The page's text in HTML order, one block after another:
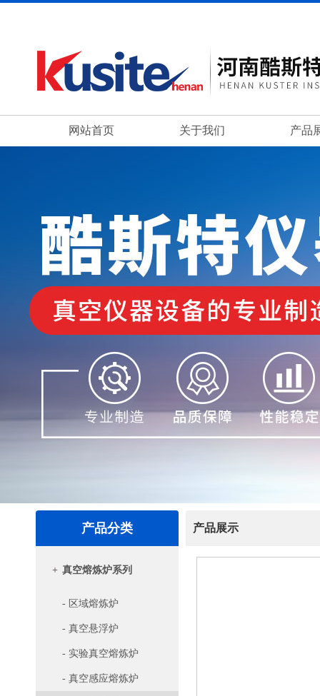
网站首页 关于我们 产品
产品分类
+ 真空熔炼炉系列
- 区域熔炼炉
- 真空悬浮炉
- 实验真空熔炼炉
- 真空感应熔炼炉
产品展示